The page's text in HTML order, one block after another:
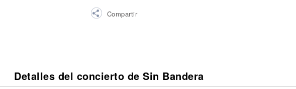
Compartir
Detalles del concierto de Sin Bandera